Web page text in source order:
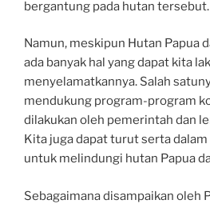
bergantung pada hutan tersebut.
Namun, meskipun Hutan Papua
ada banyak hal yang dapat kita
menyelamatkannya. Salah
mendukung program-program
dilakukan oleh pemerintah dan
Kita juga dapat turut serta
untuk melindungi hutan Papua
Sebagaimana disampaikan oleh